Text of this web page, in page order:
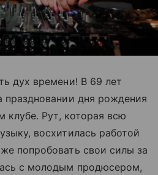
дух времени! В 69 лет
праздновании дня рождения
клубе. Рут, которая всю
восхитилась работой
попробовать свои силы за
с молодым продюсером,